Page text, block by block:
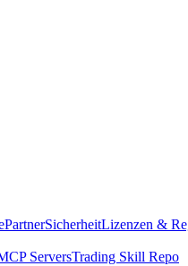
PartnerSicherheitLizenzen &
ServersTrading Skill Repo